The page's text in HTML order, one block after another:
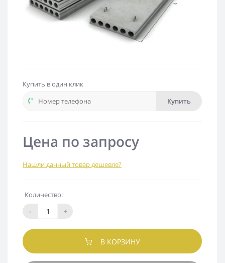
Купить в один клик
Купить
Цена по запросу
Нашли данный товар дешевле?
Количество:
-
+
В КОРЗИНУ